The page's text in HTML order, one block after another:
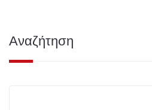
Αναζήτηση